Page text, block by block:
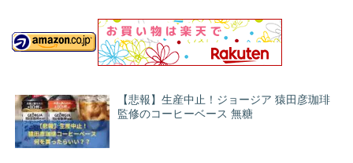
【悲報】生産中止！ジョージア 猿田彦珈琲
監修のコーヒーベース 無糖